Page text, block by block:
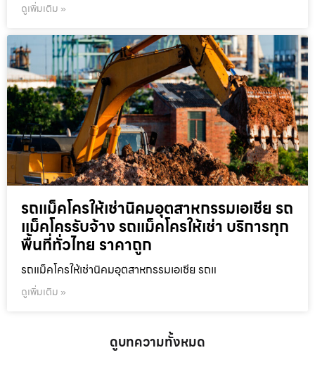
ดูเพิ่มเติม »
รถแม็คโครให้เช่านิคมอุตสาหกรรมเอเชีย รถ
แม็คโครรับจ้าง รถแม็คโครให้เช่า บริการทุก
พื้นที่ทั่วไทย ราคาถูก
รถแม็คโครให้เช่านิคมอุตสาหกรรมเอเชีย รถแ
ดูเพิ่มเติม »
ดูบทความทั้งหมด